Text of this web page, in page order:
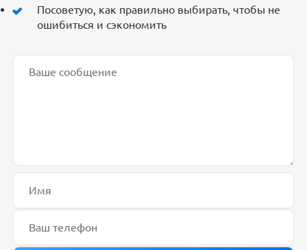
Посоветую, как правильно выбирать, чтобы не
ошибиться и сэкономить